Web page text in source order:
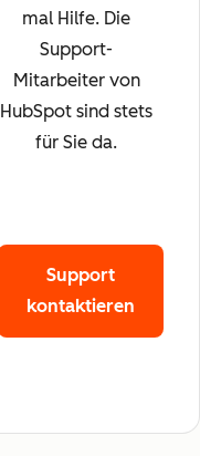
mal Hilfe. Die
Support-
Mitarbeiter von
HubSpot sind stets
für Sie da.
Support
kontaktieren